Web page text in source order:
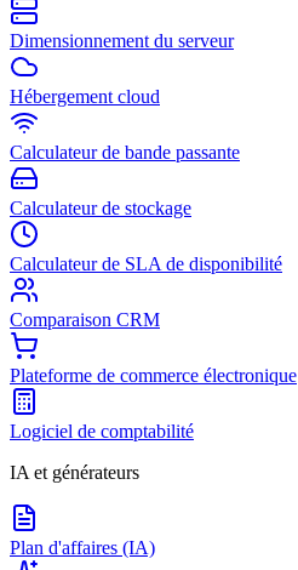
Dimensionnement du serveur
Hébergement cloud
Calculateur de bande passante
Calculateur de stockage
Calculateur de SLA de disponibilité
Comparaison CRM
Plateforme de commerce électronique
Logiciel de comptabilité
IA et générateurs
Plan d'affaires (IA)